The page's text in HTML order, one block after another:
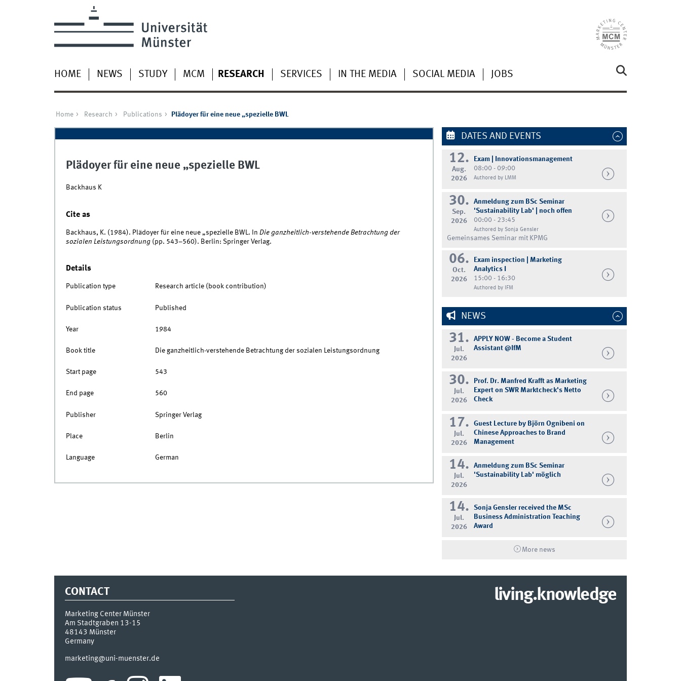
HOME NEWS STUDY MCM RESEARCH SERVICES IN THE MEDIA SOCIAL MEDIA JOBS
Home Research Publications Plädoyer für eine neue „spezielle BWL
Plädoyer für eine neue „spezielle BWL
Backhaus K
Cite as
Backhaus, K. (1984). Plädoyer für eine neue „spezielle BWL. In Die ganzheitlich-verstehende Betrachtung der
sozialen Leistungsordnung(pp. 543–560). Berlin: Springer Verlag.
Details
Publication type Research article (book contribution)
Publication status Published
Year 1984
Book title Die ganzheitlich-verstehende Betrachtung der sozialen Leistungsordnung
Start page 543
End page 560
Publisher Springer Verlag
Place Berlin
Language German
DATES AND EVENTS
12.
Aug.
2026
Exam | Innovationsmanagement
08:00 - 09:00
Authored by LMM
30.
Sep.
2026
Anmeldung zum BSc Seminar
'Sustainability Lab' | noch offen
00:00 - 23:45
Authored by Sonja Gensler
Gemeinsames Seminar mit KPMG
06.
Oct.
2026
Exam inspection | Marketing
Analytics I
15:00 - 16:30
Authored by IFM
NEWS
31.
Jul.
2026
APPLY NOW - Become a Student
Assistant @IfM
30.
Jul.
2026
Prof. Dr. Manfred Krafft as Marketing
Expert on SWR Marktcheck's Netto
Check
17.
Jul.
2026
Guest Lecture by Björn Ognibeni on
Chinese Approaches to Brand
Management
14.
Jul.
2026
Anmeldung zum BSc Seminar
'Sustainability Lab' möglich
14.
Jul.
2026
Sonja Gensler received the MSc
Business Administration Teaching
Award
More news
CONTACT
Marketing Center Münster
Am Stadtgraben 13-15
48143 Münster
Germany
marketing@uni-muenster.de
living.knowledge